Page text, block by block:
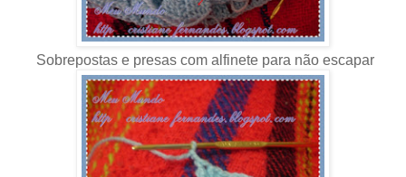
Sobrepostas e presas com alfinete para não escapar